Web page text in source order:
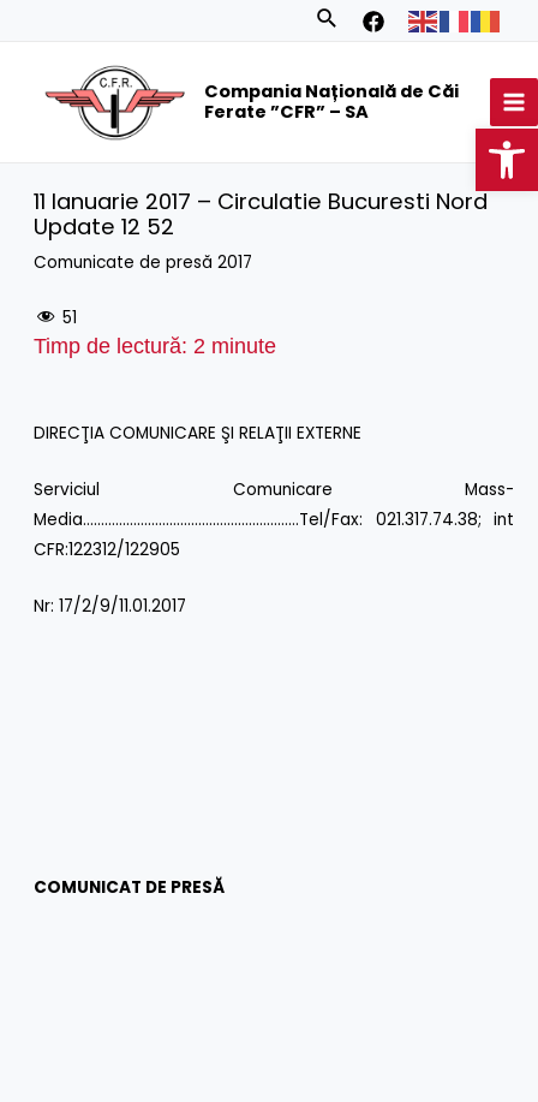
Search
Compania Națională de Căi
Ferate ”CFR” – SA
11 Ianuarie 2017 – Circulatie Bucuresti Nord
Update 12 52
Comunicate de presă 2017
51
Timp de lectură: 2 minute
DIRECŢIA COMUNICARE ŞI RELAŢII EXTERNE
Serviciul Comunicare Mass-
Media……………………………………………………Tel/Fax: 021.317.74.38; int
CFR:122312/122905
Nr: 17/2/9/11.01.2017
COMUNICAT DE PRESĂ